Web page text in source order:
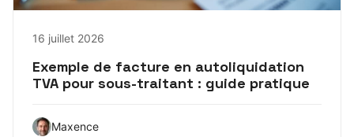
16 juillet 2026
Exemple de facture en autoliquidation
TVA pour sous-traitant : guide pratique
Maxence